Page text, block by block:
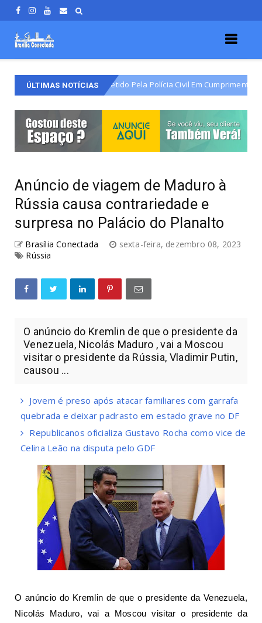
ÚLTIMAS NOTÍCIAS
Do Varjão É Detido Pela Polícia Civil Em Cumprimento De Mandado
Anúncio de viagem de Maduro à
Rússia causa contrariedade e
surpresa no Palácio do Planalto
Brasília Conectada
sexta-feira, dezembro 08, 2023
Rússia
O anúncio do Kremlin de que o presidente da
Venezuela, Nicolás Maduro , vai a Moscou
visitar o presidente da Rússia, Vladimir Putin,
causou ...
Jovem é preso após atacar familiares com garrafa
quebrada e deixar padrasto em estado grave no DF
Republicanos oficializa Gustavo Rocha como vice de
Celina Leão na disputa pelo GDF
O anúncio do Kremlin de que o presidente da Venezuela,
Nicolás Maduro, vai a Moscou visitar o presidente da